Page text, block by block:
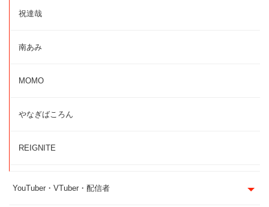
祝達哉
南あみ
MOMO
やなぎばころん
REIGNITE
YouTuber・VTuber・配信者